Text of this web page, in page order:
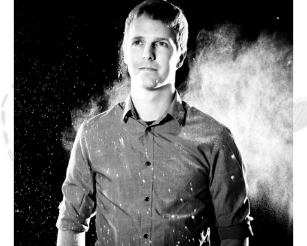
maîtrise en recherche-création au
Département de danse de l’UQAM autour des
enjeux de l’intercorporeité dans la relation
interartistique. À l’hiver 2020, elle fut en
résidence au «Tokyo Arts and Space
Residency» (Japon) avec le soutien du CALQ,
pour initier la recherche-création autour des
mousses dans la culture, la spiritualité et
l’esthétique japonaise. Elle a également été
nommée ambassadrice de l’incubateur de
BIGICO au printemps 2020 pour soutenir une
future création entre gigue et flamenco « Dans
l’écho des racines ». À travers l’expérience du
corps, Sarah Bronsard développe des projets